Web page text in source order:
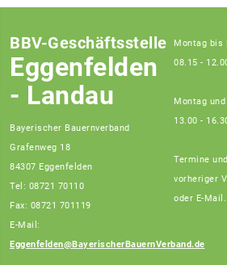
Fachberaterin
BBV-Geschäftsstelle
Eggenfelden
- Landau
Bayerischer Bauernverband
Grafenweg 18
84307 Eggenfelden
Tel: 08721 70110
Fax: 08721 701119
E-Mail:
Eggenfelden@BayerischerBauernVerband.de
Montag bis
08.15 -
Montag
13.00 -
Termine
vorheriger
oder E-Mail.